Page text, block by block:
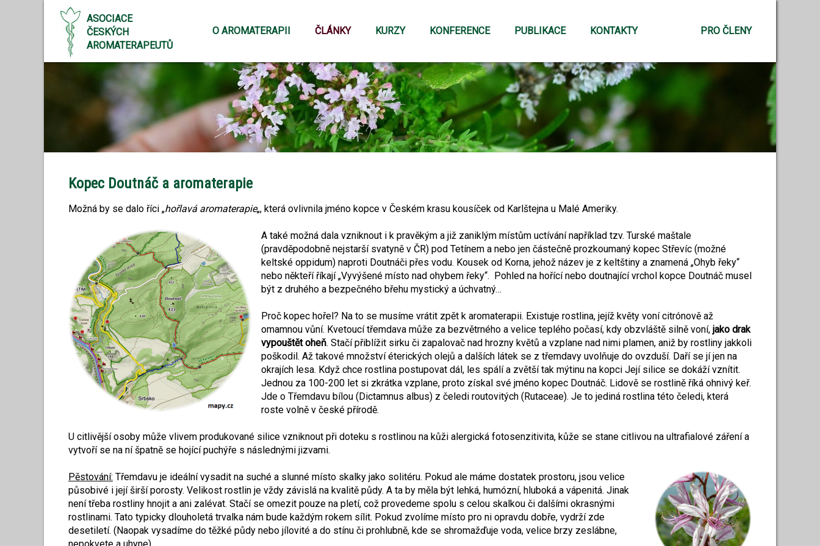
ASOCIACE
ČESKÝCH
AROMATERAPEUTŮ
O AROMATERAPII ČLÁNKY KURZY KONFERENCE PUBLIKACE KONTAKTY PRO ČLENY
Kopec Doutnáč a aromaterapie
Možná by se dalo říci „hořlavá aromaterapie„, která ovlivnila jméno kopce v Českém krasu kousíček od Karlštejna u Malé Ameriky.
A také možná dala vzniknout i k pravěkým a již zaniklým místům uctívání například tzv. Turské maštale
(pravděpodobně nejstarší svatyně v ČR) pod Tetínem a nebo jen částečně prozkoumaný kopec Střevíc (možné
keltské oppidum) naproti Doutnáči přes vodu. Kousek od Korna, jehož název je z keltštiny a znamená „Ohyb řeky“
nebo někteří říkají „Vyvýšené místo nad ohybem řeky“. Pohled na hořící nebo doutnající vrchol kopce Doutnáč musel
být z druhého a bezpečného břehu mystický a úchvatný…
Proč kopec hořel? Na to se musíme vrátit zpět k aromaterapii. Existuje rostlina, jejíž květy voní citrónově až
omamnou vůní. Kvetoucí třemdava může za bezvětrného a velice teplého počasí, kdy obzvláště silně voní, jako drak
vypouštět oheň. Stačí přiblížit sirku či zapalovač nad hrozny květů a vzplane nad nimi plamen, aniž by rostliny jakkoli
poškodil. Až takové množství éterických olejů a dalších látek se z třemdavy uvolňuje do ovzduší. Daří se jí jen na
okrajích lesa. Když chce rostlina postupovat dál, les spálí a zvětší tak mýtinu na kopci Její silice se dokáží vznítit.
Jednou za 100-200 let si zkrátka vzplane, proto získal své jméno kopec Doutnáč. Lidově se rostlině říká ohnivý keř.
Jde o Třemdavu bílou (Dictamnus albus) z čeledi routovitých (Rutaceae). Je to jediná rostlina této čeledi, která
roste volně v české přírodě.
U citlivější osoby může vlivem produkované silice vzniknout při doteku s rostlinou na kůži alergická fotosenzitivita, kůže se stane citlivou na ultrafialové záření a
vytvoří se na ní špatně se hojící puchýře s následnými jizvami.
Pěstování: Třemdavu je ideální vysadit na suché a slunné místo skalky jako solitéru. Pokud ale máme dostatek prostoru, jsou velice
působivé i její širší porosty. Velikost rostlin je vždy závislá na kvalitě půdy. A ta by měla být lehká, humózní, hluboká a vápenitá. Jinak
není třeba rostliny hnojit a ani zalévat. Stačí se omezit pouze na pletí, což provedeme spolu s celou skalkou či dalšími okrasnými
rostlinami. Tato typicky dlouholetá trvalka nám bude každým rokem sílit. Pokud zvolíme místo pro ni opravdu dobře, vydrží zde
desetiletí. (Naopak vysadíme do těžké půdy nebo jílovité a do stínu či prohlubně, kde se shromažďuje voda, velice brzy zeslábne,